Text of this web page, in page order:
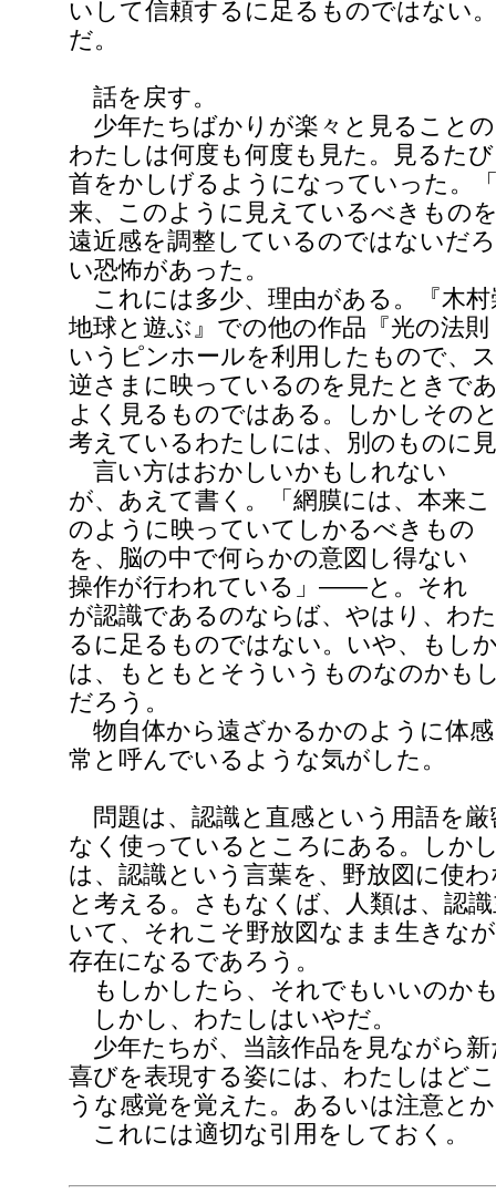
いして信頼するに足るものではない
だ。
話を戻す。
少年たちばかりが楽々と見ること
わたしは何度も何度も見た。見るた
首をかしげるようになっていった。
来、このように見えているべきもの
遠近感を調整しているのではないだ
い恐怖があった。
これには多少、理由がある。『木
地球と遊ぶ』での他の作品『光の法
いうピンホールを利用したもので、
逆さまに映っているのを見たときで
よく見るものではある。しかしその
考えているわたしには、別のものに
言い方はおかしいかもしれない
が、あえて書く。「網膜には、本来こ
のように映っていてしかるべきもの
を、脳の中で何らかの意図し得ない
操作が行われている」――と。それ
が認識であるのならば、やはり、わ
るに足るものではない。いや、もし
は、もともとそういうものなのかも
だろう。
物自体から遠ざかるかのように体
常と呼んでいるような気がした。
問題は、認識と直感という用語を
なく使っているところにある。しか
は、認識という言葉を、野放図に使
と考える。さもなくば、人類は、認
いて、それこそ野放図なまま生きな
存在になるであろう。
もしかしたら、それでもいいのか
しかし、わたしはいやだ。
少年たちが、当該作品を見ながら
喜びを表現する姿には、わたしはど
うな感覚を覚えた。あるいは注意と
これには適切な引用をしておく。